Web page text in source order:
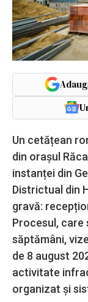
Un cetățean
din orașul
instanței din
Districtual din
gravă:
Procesul, care
săptămâni,
de 8 august
activitate
organizat și